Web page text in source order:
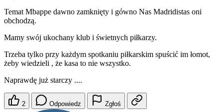
Temat Mbappe dawno zamknięty i gówno Nas Madridistas oni
obchodzą.
Mamy swój ukochany klub i świetnych piłkarzy.
Trzeba tylko przy każdym spotkaniu piłkarskim spuścić im łomot,
żeby wiedzieli , że kasa to nie wszystko.
Naprawdę już starczy ....
2 Odpowiedz Zgłoś